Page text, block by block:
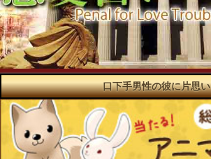
口下手男性の彼に片思い